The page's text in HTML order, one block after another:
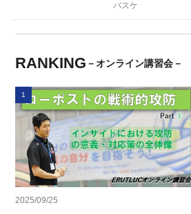
バスケ
RANKING －オンライン講習会－
1
2025/09/25